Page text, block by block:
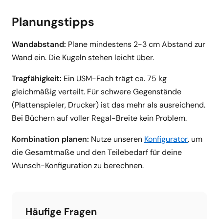
Planungstipps
Wandabstand: Plane mindestens 2-3 cm Abstand zur
Wand ein. Die Kugeln stehen leicht über.
Tragfähigkeit: Ein USM-Fach trägt ca. 75 kg
gleichmäßig verteilt. Für schwere Gegenstände
(Plattenspieler, Drucker) ist das mehr als ausreichend.
Bei Büchern auf voller Regal-Breite kein Problem.
Kombination planen: Nutze unseren Konfigurator, um
die Gesamtmaße und den Teilebedarf für deine
Wunsch-Konfiguration zu berechnen.
Häufige Fragen